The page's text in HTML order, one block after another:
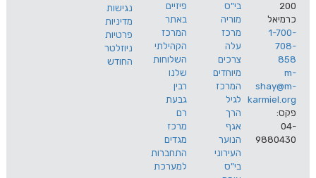
בי"ס
מוריה
מרכז
עלה
צרכים
מיוחדים
המרכז
לגיל
הרך
אגף
הנוער
פיזיים
באתר
המרכז
הקהילתי
השלוחות
שלנו
רבין
גבעת
רם
מרכז
מגדים
התחברות
למערכת
נגישות
מדיניות
פרטיות
ניוזלטר
החודש